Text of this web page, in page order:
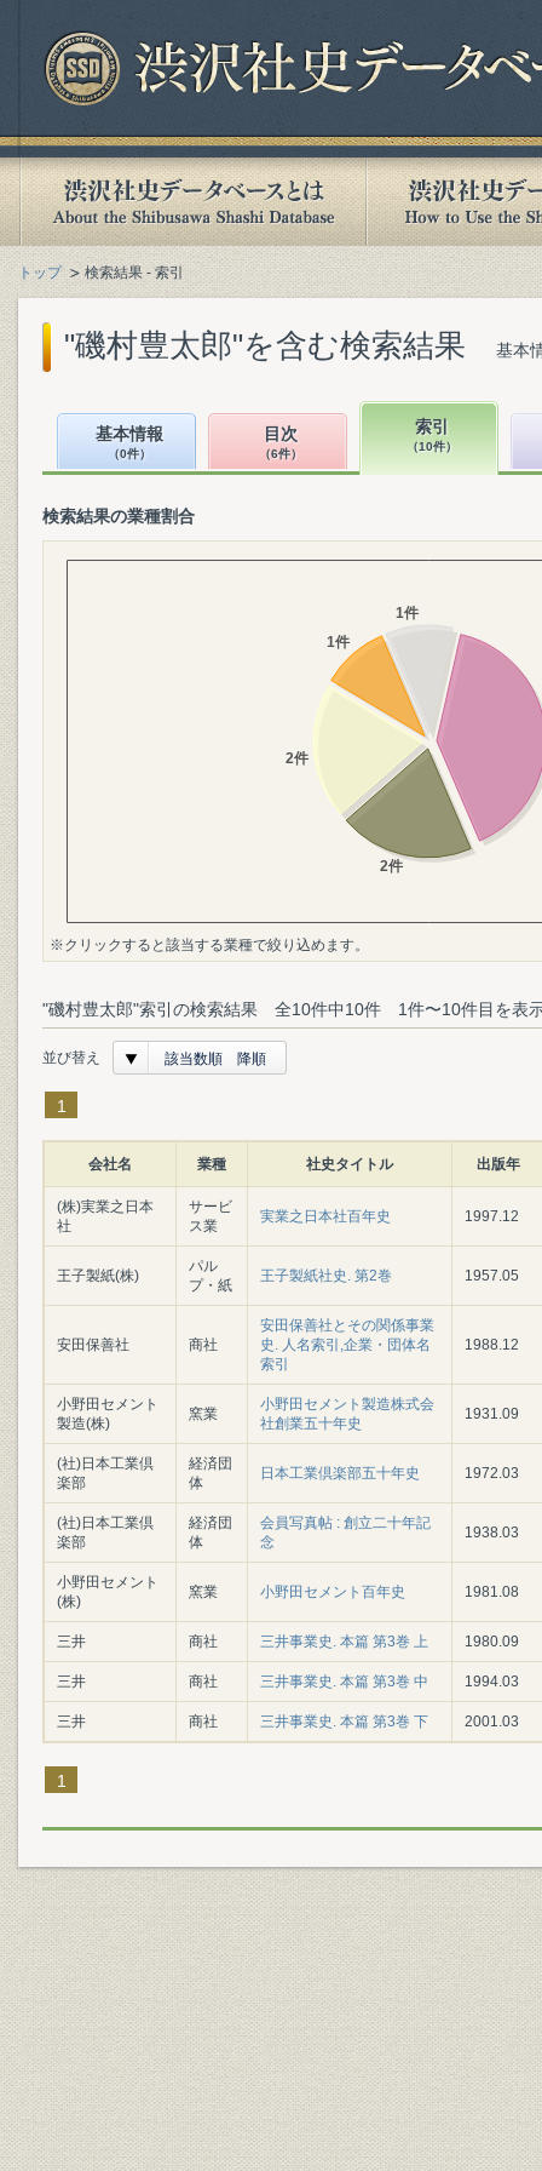
トップ 検索結果 - 索引
"磯村豊太郎"を含む検索結果 基本
基本情報
（0件）
目次
（6件）
索引
（10件）
検索結果の業種割合
※クリックすると該当する業種で絞り込めます。
"磯村豊太郎"索引の検索結果 全10件中10件 1件〜10件目を表
並び替え 該当数順 降順
1
会社名 業種 社史タイトル 出版年
(株)実業之日本
社
サービ
ス業
実業之日本社百年史 1997.12
王子製紙(株)
パル
プ・紙
王子製紙社史. 第2巻 1957.05
安田保善社 商社
安田保善社とその関係事業
史. 人名索引,企業・団体名
索引
1988.12
小野田セメント
製造(株)
窯業
小野田セメント製造株式会
社創業五十年史
1931.09
(社)日本工業倶
楽部
経済団
体
日本工業倶楽部五十年史 1972.03
(社)日本工業倶
楽部
経済団
体
会員写真帖 : 創立二十年記
念
1938.03
小野田セメント
(株)
窯業 小野田セメント百年史 1981.08
三井 商社 三井事業史. 本篇 第3巻 上 1980.09
三井 商社 三井事業史. 本篇 第3巻 中 1994.03
三井 商社 三井事業史. 本篇 第3巻 下 2001.03
1